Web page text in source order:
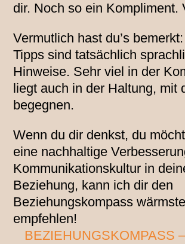
dir. Noch so ein Kompliment.
Vermutlich hast du’s
Tipps sind tatsächlich
Hinweise. Sehr viel in der
liegt auch in der Haltung, mit
begegnen.
Wenn du dir denkst, du
eine nachhaltige
Kommunikationskultur in
Beziehung, kann ich dir den
Beziehungskompass
empfehlen!
BEZIEHUNGSKOMPASS